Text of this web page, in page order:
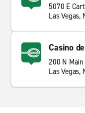
5070 E
Las Vegas,
Casino
200 N
Las Vegas,